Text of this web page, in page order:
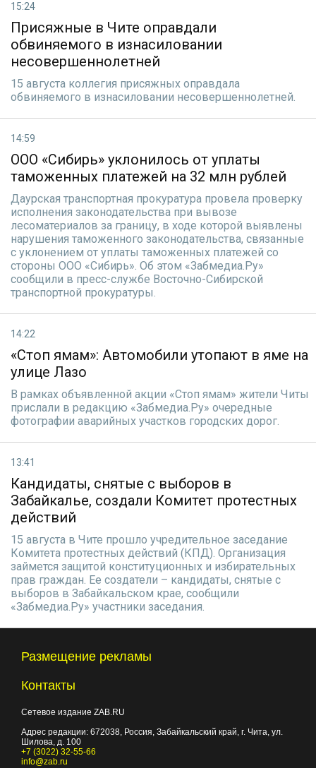
15:24
Присяжные в Чите оправдали
обвиняемого в изнасиловании
несовершеннолетней
15 августа коллегия присяжных оправдала
обвиняемого в изнасиловании несовершеннолетней.
14:59
ООО «Сибирь» уклонилось от уплаты
таможенных платежей на 32 млн рублей
Даурская транспортная прокуратура провела проверку
исполнения законодательства при вывозе
лесоматериалов за границу, в ходе которой выявлены
нарушения таможенного законодательства, связанные
с уклонением от уплаты таможенных платежей со
стороны ООО «Сибирь». Об этом «Забмедиа.Ру»
сообщили в пресс-службе Восточно-Сибирской
транспортной прокуратуры.
14:22
«Стоп ямам»: Автомобили утопают в яме на
улице Лазо
В рамках объявленной акции «Стоп ямам» жители Читы
прислали в редакцию «Забмедиа.Ру» очередные
фотографии аварийных участков городских дорог.
13:41
Кандидаты, снятые с выборов в
Забайкалье, создали Комитет протестных
действий
15 августа в Чите прошло учредительное заседание
Комитета протестных действий (КПД). Организация
займется защитой конституционных и избирательных
прав граждан. Ее создатели – кандидаты, снятые с
выборов в Забайкальском крае, сообщили
«Забмедиа.Ру» участники заседания.
Размещение рекламы
Контакты
Сетевое издание ZAB.RU
Адрес редакции: 672038, Россия, Забайкальский край, г. Чита, ул.
Шилова, д. 100
+7 (3022) 32-55-66
info@zab.ru